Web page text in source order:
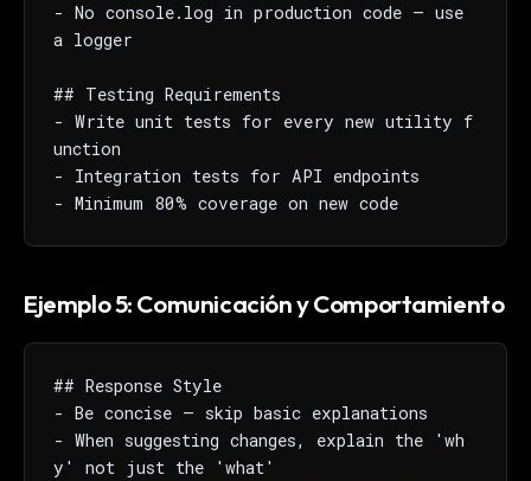
- No console.log in production code — use
a logger
## Testing Requirements
- Write unit tests for every new utility f
unction
- Integration tests for API endpoints
- Minimum 80% coverage on new code
Ejemplo 5: Comunicación y Comportamiento
## Response Style
- Be concise — skip basic explanations
- When suggesting changes, explain the 'wh
y' not just the 'what'